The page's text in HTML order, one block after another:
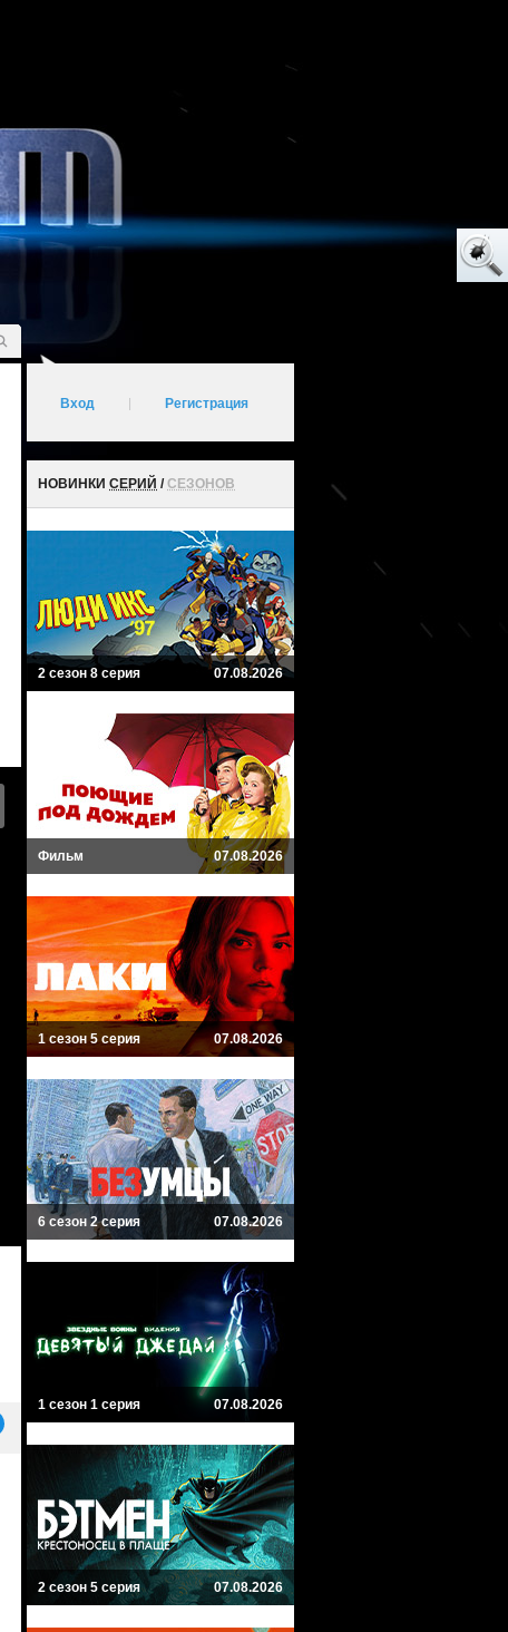
Вход Регистрация
НОВИНКИ СЕРИЙ /СЕЗОНОВ
2 сезон 8 серия 07.08.2026
Фильм 07.08.2026
1 сезон 5 серия 07.08.2026
6 сезон 2 серия 07.08.2026
1 сезон 1 серия 07.08.2026
2 сезон 5 серия 07.08.2026